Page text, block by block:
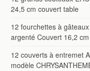
24,5 cm couvert table
12 fourchettes à
argenté Couvert 16,2 cm
12 couverts à entremet
modèle